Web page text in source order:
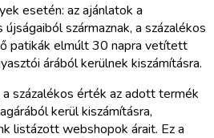
esetén: az ajánlatok a
származnak, a százalékos
patikák elmúlt 30 napra vetített
árából kerülnek kiszámításra.
százalékos érték az adott termék
kerül kiszámításra,
listázott webshopok árait. Ez a